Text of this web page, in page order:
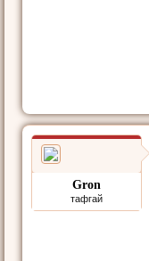
Gron
тафгай